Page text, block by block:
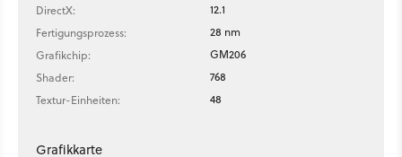
DirectX:
12.1
Fertigungsprozess:
28 nm
Grafikchip:
GM206
Shader:
768
Textur-Einheiten:
48
Grafikkarte